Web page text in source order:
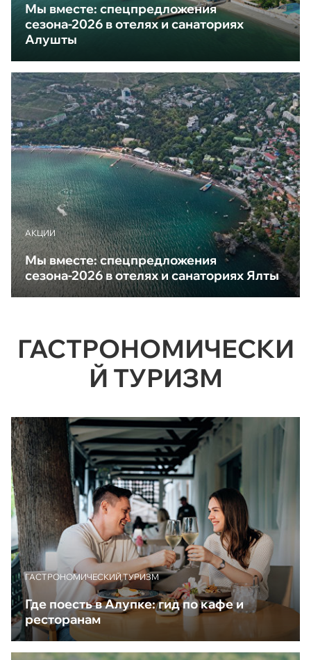
Мы вместе: спецпредложения
сезона-2026 в отелях и санаториях
Алушты
АКЦИИ
Мы вместе: спецпредложения
сезона-2026 в отелях и санаториях Ялты
ГАСТРОНОМИЧЕСКИ
Й ТУРИЗМ
ГАСТРОНОМИЧЕСКИЙ ТУРИЗМ
Где поесть в Алупке: гид по кафе и
ресторанам